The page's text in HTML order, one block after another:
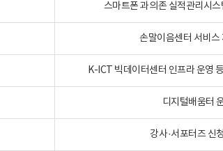
스마트폰 과의존 실적관리시
손말이음센터 서비스
K-ICT 빅데이터센터 인프라 운영
디지털배움터
강사·서포터즈 신